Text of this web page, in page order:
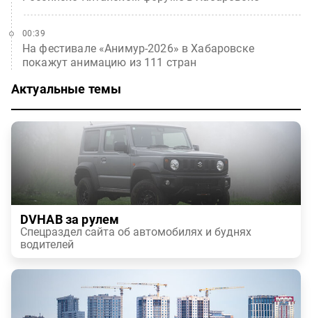
На фестивале «Анимур-2026» в Хабаровске
покажут анимацию из 111 стран
00:39
Актуальные темы
DVHAB за рулем
Спецраздел сайта об автомобилях и буднях
водителей